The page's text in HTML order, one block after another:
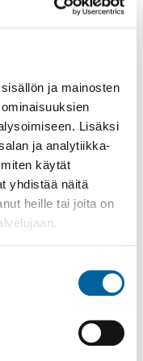
ja mainosten
Lisäksi
ja analytiikka-
käytät
yhdistää näitä
heille tai joita on
asiantuntijoiden
asiakirjassa